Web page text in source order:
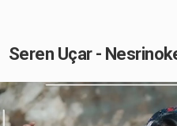
Seren Uçar -